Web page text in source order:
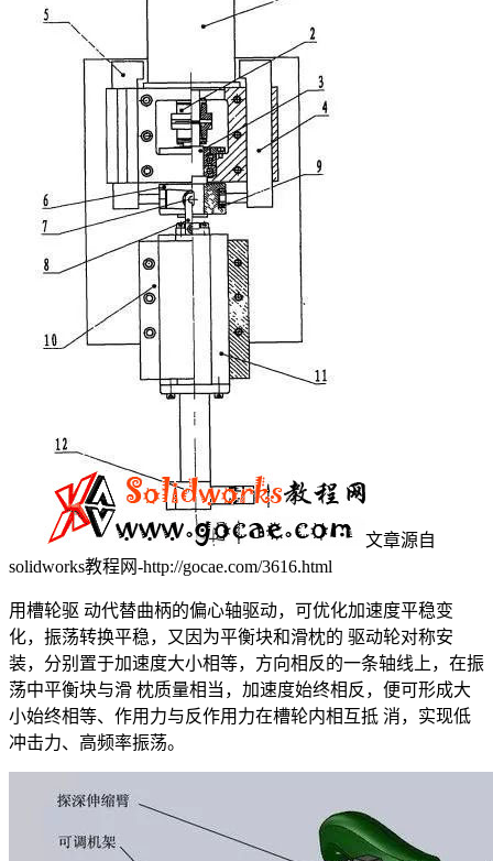
文章源自
solidworks教程网-http://gocae.com/3616.html
用槽轮驱 动代替曲柄的偏心轴驱动，可优化加速度平稳变
化，振荡转换平稳，又因为平衡块和滑枕的 驱动轮对称安
装，分别置于加速度大小相等，方向相反的一条轴线上，在振
荡中平衡块与滑 枕质量相当，加速度始终相反，便可形成大
小始终相等、作用力与反作用力在槽轮内相互抵 消，实现低
冲击力、高频率振荡。